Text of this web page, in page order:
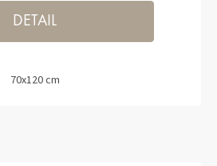
DETAIL
70x120 cm